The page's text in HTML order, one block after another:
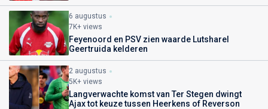
6 augustus
7K+ views
Feyenoord en PSV zien waarde Lutsharel
Geertruida kelderen
2 augustus
5K+ views
Langverwachte komst van Ter Stegen dwingt
Ajax tot keuze tussen Heerkens of Reverson